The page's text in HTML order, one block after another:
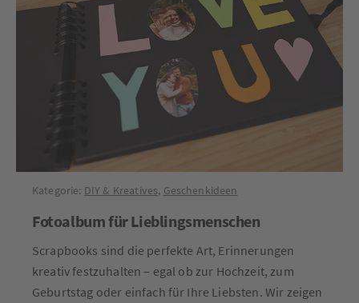
Kategorie: DIY & Kreatives, Geschenkideen
Fotoalbum für Lieblingsmenschen
Scrapbooks sind die perfekte Art, Erinnerungen
kreativ festzuhalten – egal ob zur Hochzeit, zum
Geburtstag oder einfach für Ihre Liebsten. Wir zeigen